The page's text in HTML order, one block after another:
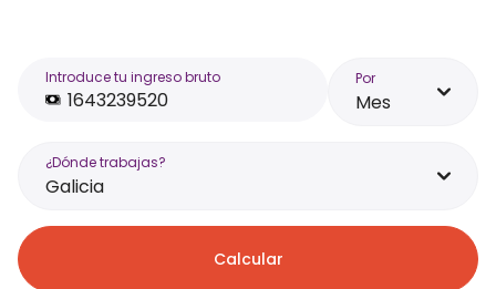
Introduce tu ingreso bruto Por
Mes
¿Dónde trabajas?
Galicia
Calcular